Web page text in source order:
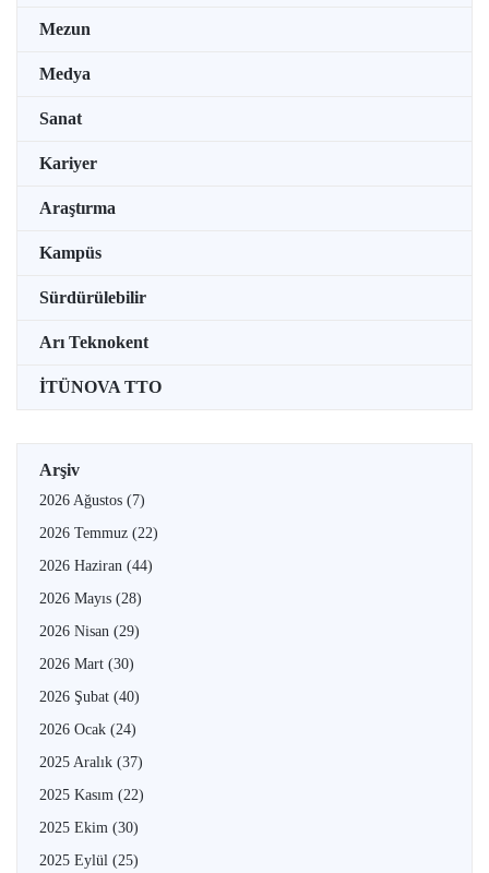
Mezun
Medya
Sanat
Kariyer
Araştırma
Kampüs
Sürdürülebilir
Arı Teknokent
İTÜNOVA TTO
Arşiv
2026 Ağustos (7)
2026 Temmuz (22)
2026 Haziran (44)
2026 Mayıs (28)
2026 Nisan (29)
2026 Mart (30)
2026 Şubat (40)
2026 Ocak (24)
2025 Aralık (37)
2025 Kasım (22)
2025 Ekim (30)
2025 Eylül (25)